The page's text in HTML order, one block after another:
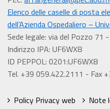
Elenco delle caselle di posta
dell’Azienda Ospedaliero –
Sede legale: via del Pozzo 71
Indirizzo IPA: UF6WX8
ID PEPPOL: 0201:UF6WX8
Tel. +39 059.422.2111 - Fax
Policy Privacy web Note